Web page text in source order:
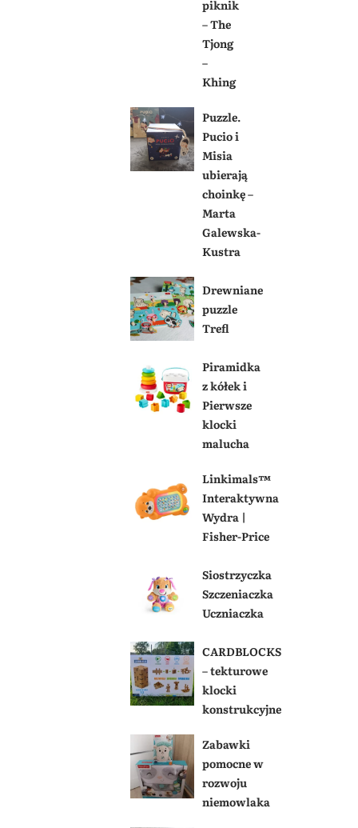
piknik
– The
Tjong
–
Khing
Puzzle.
Pucio i
Misia
ubierają
choinkę –
Marta
Galewska-
Kustra
Drewniane
puzzle
Trefl
Piramidka
z kółek i
Pierwsze
klocki
malucha
Linkimals™
Interaktywna
Wydra |
Fisher-Price
Siostrzyczka
Szczeniaczka
Uczniaczka
CARDBLOCKS
– tekturowe
klocki
konstrukcyjne
Zabawki
pomocne w
rozwoju
niemowlaka